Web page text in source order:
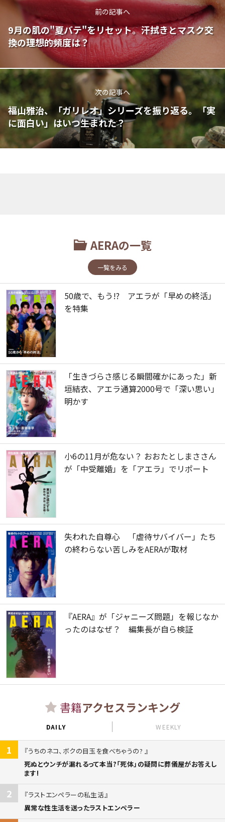
前の記事へ
9月の肌の"夏バテ"をリセット。汗拭きとマスク交
換の理想的頻度は？
次の記事へ
福山雅治、「ガリレオ」シリーズを振り返る。「実
に面白い」はいつ生まれた？
AERAの一覧
一覧をみる
50歳で、もう!? アエラが「早めの終活」
を特集
「生きづらさ感じる瞬間確かにあった」新
垣結衣、アエラ通算2000号で「深い思い」
明かす
小6の11月が危ない？ おおたとしまささん
が「中受離婚」を「アエラ」でリポート
失われた自尊心 「虐待サバイバー」たち
の終わらない苦しみをAERAが取材
『AERA』が「ジャニーズ問題」を報じなか
ったのはなぜ？ 編集長が自ら検証
書籍アクセスランキング
DAILY WEEKLY
1
うちのネコ、ボクの目玉を食べちゃうの?
死ぬとウンチが漏れるって本当?「死体」の疑問に葬儀屋がお答えし
ます!
2
ラストエンペラーの私生活
異常な性生活を送ったラストエンペラー